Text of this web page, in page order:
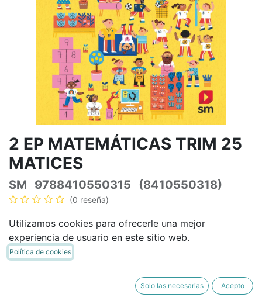
2 EP MATEMÁTICAS TRIM 25
MATICES
SM 9788410550315 (8410550318)
(0 reseña)
50,77€ 59,73€ IVA Incluido
COMPRAR AHORA
Utilizamos cookies para ofrecerle una mejor
experiencia de usuario en este sitio web.
Política de cookies
Solo las necesarias Acepto